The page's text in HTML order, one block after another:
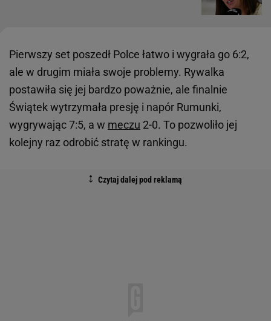
Pierwszy set poszedł Polce łatwo i wygrała go 6:2,
ale w drugim miała swoje problemy. Rywalka
postawiła się jej bardzo poważnie, ale finalnie
Świątek wytrzymała presję i napór Rumunki,
wygrywając 7:5, a w meczu 2-0. To pozwoliło jej
kolejny raz odrobić stratę w rankingu.